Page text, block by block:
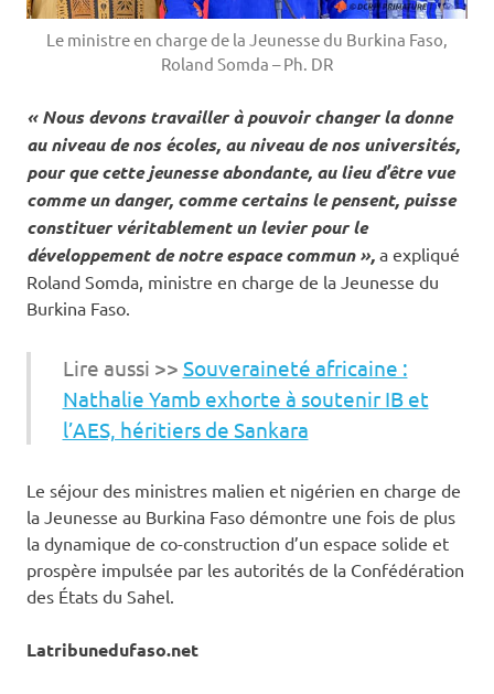
Le ministre en charge de la Jeunesse du Burkina Faso,
Roland Somda – Ph. DR
« Nous devons travailler à pouvoir changer la donne
au niveau de nos écoles, au niveau de nos universités,
pour que cette jeunesse abondante, au lieu d’être vue
comme un danger, comme certains le pensent, puisse
constituer véritablement un levier pour le
développement de notre espace commun », a expliqué
Roland Somda, ministre en charge de la Jeunesse du
Burkina Faso.
Lire aussi >> Souveraineté africaine :
Nathalie Yamb exhorte à soutenir IB et
l’AES, héritiers de Sankara
Le séjour des ministres malien et nigérien en charge de
la Jeunesse au Burkina Faso démontre une fois de plus
la dynamique de co-construction d’un espace solide et
prospère impulsée par les autorités de la Confédération
des États du Sahel.
Latribunedufaso.net